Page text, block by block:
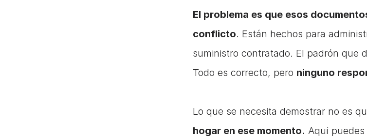
El problema es que esos
conflicto. Están hechos para
suministro contratado. El padrón que
Todo es correcto, pero ninguno
hogar en ese momento. Aquí